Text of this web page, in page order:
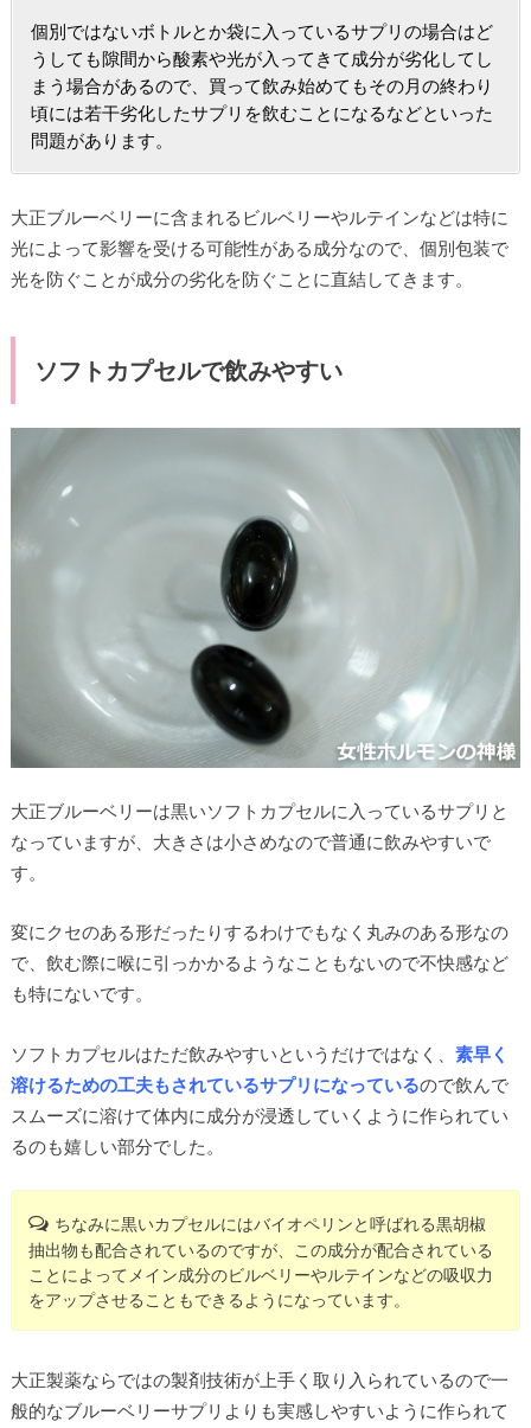
個別ではないボトルとか袋に入っているサプリの場合はど
うしても隙間から酸素や光が入ってきて成分が劣化してし
まう場合があるので、買って飲み始めてもその月の終わり
頃には若干劣化したサプリを飲むことになるなどといった
問題があります。
大正ブルーベリーに含まれるビルベリーやルテインなどは特に
光によって影響を受ける可能性がある成分なので、個別包装で
光を防ぐことが成分の劣化を防ぐことに直結してきます。
ソフトカプセルで飲みやすい
大正ブルーベリーは黒いソフトカプセルに入っているサプリと
なっていますが、大きさは小さめなので普通に飲みやすいで
す。
変にクセのある形だったりするわけでもなく丸みのある形なの
で、飲む際に喉に引っかかるようなこともないので不快感など
も特にないです。
ソフトカプセルはただ飲みやすいというだけではなく、 素早く
溶けるための工夫もされているサプリになっているので飲んで
スムーズに溶けて体内に成分が浸透していくように作られてい
るのも嬉しい部分でした。
ちなみに黒いカプセルにはバイオペリンと呼ばれる黒胡椒
抽出物も配合されているのですが、この成分が配合されている
ことによってメイン成分のビルベリーやルテインなどの吸収力
をアップさせることもできるようになっています。
大正製薬ならではの製剤技術が上手く取り入られているので一
般的なブルーベリーサプリよりも実感しやすいように作られて